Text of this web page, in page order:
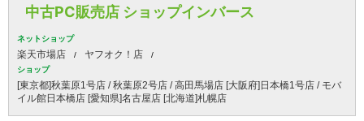
中古PC販売店 ショップインバース
ネットショップ
楽天市場店 ヤフオク！店
ショップ
[東京都]秋葉原1号店 / 秋葉原2号店 / 高田馬場店 [大阪府]日本橋1号店 / モバ
イル館日本橋店 [愛知県]名古屋店 [北海道]札幌店